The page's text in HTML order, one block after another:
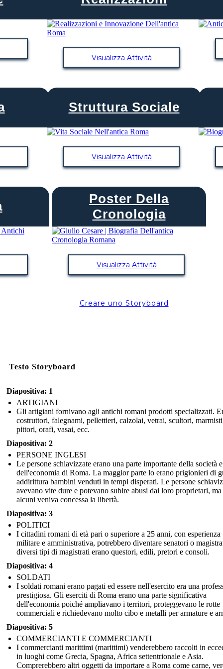
Visualizza Attività
Struttura Sociale
Visualizza Attività
Poster Della
Cronologia
Visualizza Attività
Creare uno Storyboard
Testo Storyboard
Diapositiva: 1
ARTIGIANI
Gli artigiani fornivano agli antichi romani prodotti specializzati.
costruttori, falegnami, pellettieri, calzolai, vetrai, scultori,
pittori, orafi, vasai, ecc.
Diapositiva: 2
PERSONE INGLESI
Le persone schiavizzate erano una parte importante della società e
dell'economia di Roma. La maggior parte lo erano prigionieri di
addirittura bambini venduti in tempi disperati. Le persone
avevano vite dure e potevano subire abusi dai loro proprietari, ma
alcuni veniva concessa la libertà.
Diapositiva: 3
POLITICI
I cittadini romani di età pari o superiore a 25 anni, con esperienza
militare e amministrativa, potrebbero diventare senatori o
diversi tipi di magistrati erano questori, edili, pretori e consoli.
Diapositiva: 4
SOLDATI
I soldati romani erano pagati ed essere nell'esercito era una
prestigiosa. Gli eserciti di Roma erano una parte significativa
dell'economia poiché ampliavano i territori, proteggevano le rotte
commerciali e richiedevano molto cibo e metalli per armature e
Diapositiva: 5
COMMERCIANTI E COMMERCIANTI
I commercianti marittimi (marittimi) venderebbero raccolti in
in luoghi come Grecia, Spagna, Africa settentrionale e Asia.
Comprerebbero altri oggetti da importare a Roma come carne,